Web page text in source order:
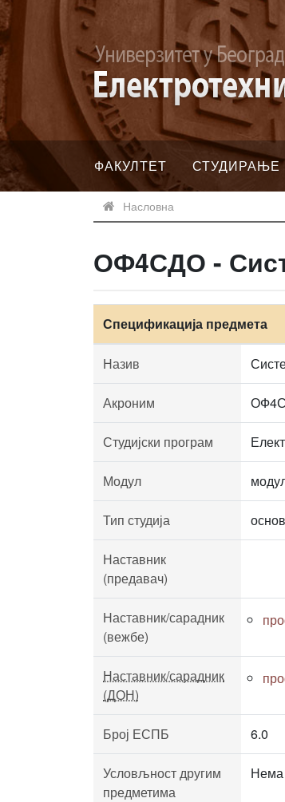
ФАКУЛТЕТ СТУДИРАЊЕ
Насловна
ОФ4СДО -
Спецификација предмета
Назив
Акроним
Студијски програм
Модул
Тип студија
Наставник
(предавач)
Наставник/сарадник
(вежбе)
Наставник/сарадник
(ДОН)
Број ЕСПБ 6.0
Условљност другим
предметима
Нема